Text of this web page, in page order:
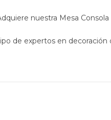
nuestra Mesa
de expertos en